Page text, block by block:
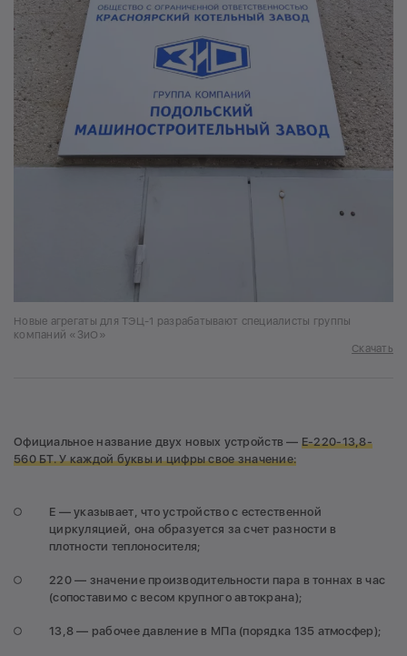
Новые агрегаты для ТЭЦ-1 разрабатывают специалисты группы
компаний «ЗиО»
Скачать
Официальное название двух новых устройств — Е-220-13,8-
560 БТ.У каждой буквы и цифры свое значение:
Е — указывает, что устройство с естественной
циркуляцией, она образуется за счет разности в
плотности теплоносителя;
220 — значение производительности пара в тоннах в час
(сопоставимо с весом крупного автокрана);
13,8 — рабочее давление в МПа (порядка 135 атмосфер);